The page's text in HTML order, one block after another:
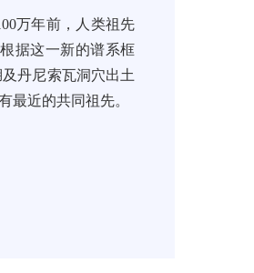
万年前，人类祖先
据这一新的谱系框
丹尼索瓦洞穴出土
最近的共同祖先。